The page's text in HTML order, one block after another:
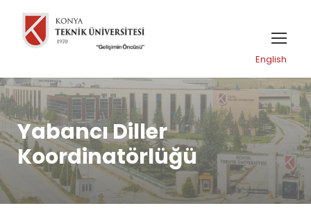
English
Yabancı Diller
Koordinatörlüğü